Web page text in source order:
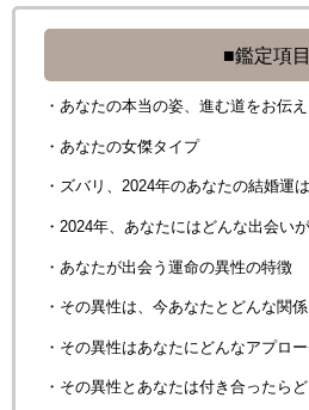
■鑑定項目
・あなたの本当の姿、進む道をお伝
・あなたの女傑タイプ
・ズバリ、2024年のあなたの結婚運
・2024年、あなたにはどんな出会い
・あなたが出会う運命の異性の特徴
・その異性は、今あなたとどんな関係
・その異性はあなたにどんなアプロ
・その異性とあなたは付き合ったら